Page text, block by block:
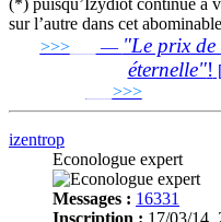
sur l’autre dans cet
>>>___ — "Le prix
éternelle"!
>>>
izentrop
Econologue expert
Messages : 16331
Inscription : 17/03/14,